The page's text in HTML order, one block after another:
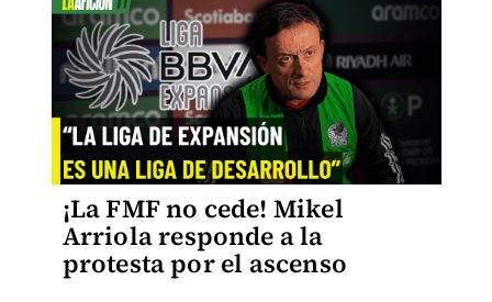
¡La FMF no cede! Mikel
Arriola responde a la
protesta por el ascenso